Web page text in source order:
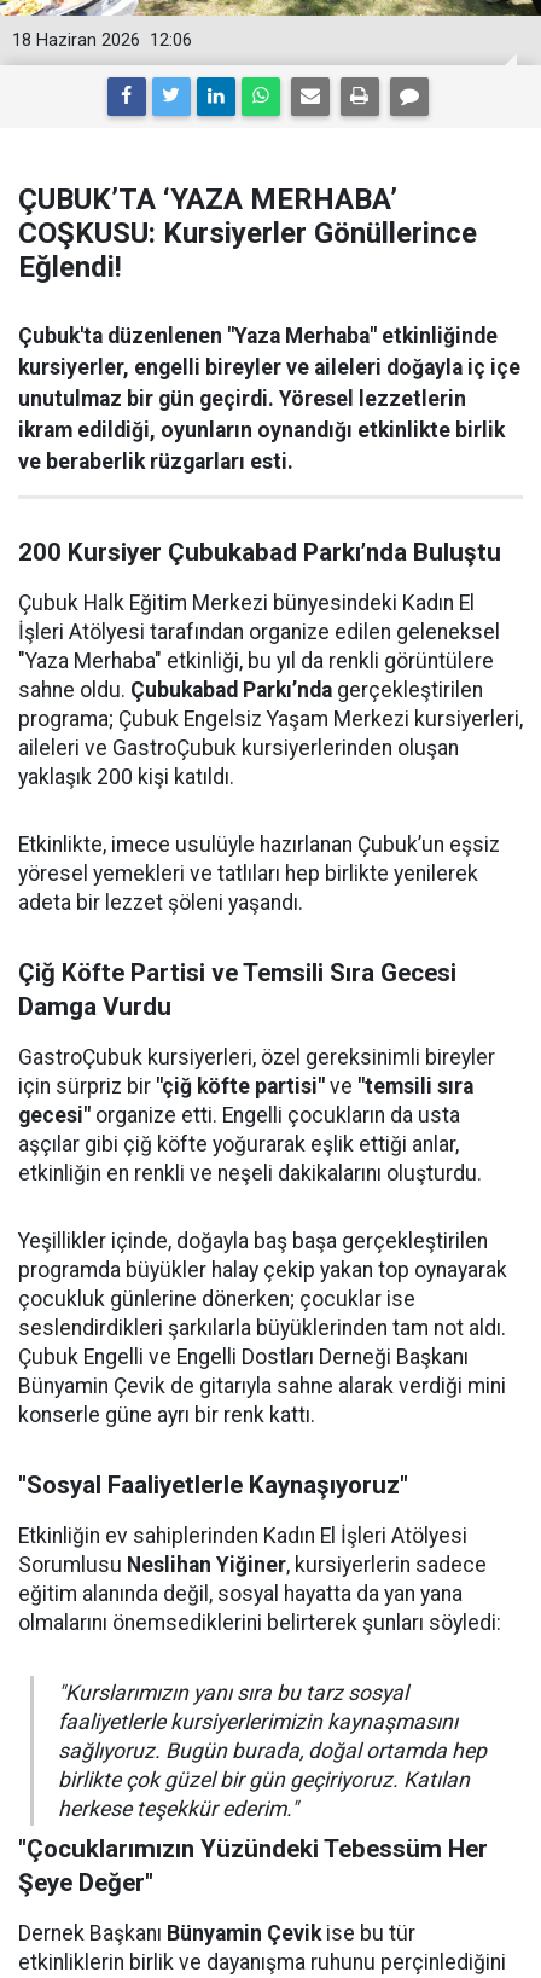
12:06
18 Haziran 2026
ÇUBUK’TA ‘YAZA MERHABA’
COŞKUSU: Kursiyerler Gönüllerince
Eğlendi!
Çubuk'ta düzenlenen "Yaza Merhaba" etkinliğinde
kursiyerler, engelli bireyler ve aileleri doğayla iç içe
unutulmaz bir gün geçirdi. Yöresel lezzetlerin
ikram edildiği, oyunların oynandığı etkinlikte birlik
ve beraberlik rüzgarları esti.
200 Kursiyer Çubukabad Parkı’nda Buluştu
Çubuk Halk Eğitim Merkezi bünyesindeki Kadın El
İşleri Atölyesi tarafından organize edilen geleneksel
"Yaza Merhaba" etkinliği, bu yıl da renkli görüntülere
sahne oldu. Çubukabad Parkı’nda gerçekleştirilen
programa; Çubuk Engelsiz Yaşam Merkezi kursiyerleri,
aileleri ve GastroÇubuk kursiyerlerinden oluşan
yaklaşık 200 kişi katıldı.
Etkinlikte, imece usulüyle hazırlanan Çubuk’un eşsiz
yöresel yemekleri ve tatlıları hep birlikte yenilerek
adeta bir lezzet şöleni yaşandı.
Çiğ Köfte Partisi ve Temsili Sıra Gecesi
Damga Vurdu
GastroÇubuk kursiyerleri, özel gereksinimli bireyler
için sürpriz bir "çiğ köfte partisi" ve "temsili sıra
gecesi" organize etti. Engelli çocukların da usta
aşçılar gibi çiğ köfte yoğurarak eşlik ettiği anlar,
etkinliğin en renkli ve neşeli dakikalarını oluşturdu.
Yeşillikler içinde, doğayla baş başa gerçekleştirilen
programda büyükler halay çekip yakan top oynayarak
çocukluk günlerine dönerken; çocuklar ise
seslendirdikleri şarkılarla büyüklerinden tam not aldı.
Çubuk Engelli ve Engelli Dostları Derneği Başkanı
Bünyamin Çevik de gitarıyla sahne alarak verdiği mini
konserle güne ayrı bir renk kattı.
"Sosyal Faaliyetlerle Kaynaşıyoruz"
Etkinliğin ev sahiplerinden Kadın El İşleri Atölyesi
Sorumlusu Neslihan Yiğiner, kursiyerlerin sadece
eğitim alanında değil, sosyal hayatta da yan yana
olmalarını önemsediklerini belirterek şunları söyledi:
"Kurslarımızın yanı sıra bu tarz sosyal
faaliyetlerle kursiyerlerimizin kaynaşmasını
sağlıyoruz. Bugün burada, doğal ortamda hep
birlikte çok güzel bir gün geçiriyoruz. Katılan
herkese teşekkür ederim."
"Çocuklarımızın Yüzündeki Tebessüm Her
Şeye Değer"
Dernek Başkanı Bünyamin Çevikise bu tür
etkinliklerin birlik ve dayanışma ruhunu perçinlediğini